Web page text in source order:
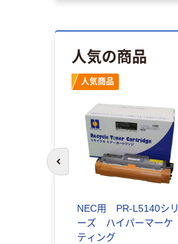
人気の商品
人気商品
NEC用 PR-L5140シリ
ーズ ハイパーマーケ
ティング
前のスライドへ